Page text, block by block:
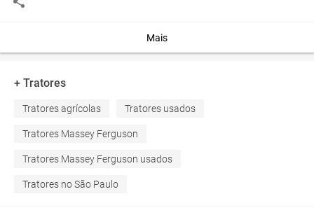
dono!Valor: R$ 60.000.00
Você assume toda a responsabilidade pela cotação deste item. Você acha que
este anúncio é contra a política de Agroads?Informar aqui
Mais
+ Tratores
Tratores agrícolas Tratores usados
Tratores Massey Ferguson
Tratores Massey Ferguson usados
Tratores no São Paulo